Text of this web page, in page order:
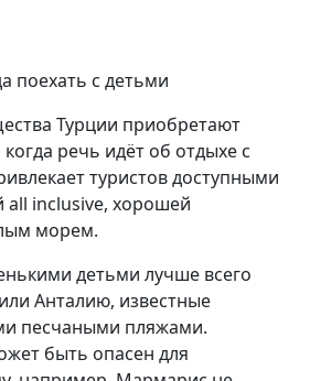
Турции приобретают
речь идёт об отдыхе с
туристов доступными
all inclusive, хорошей
морем.
детьми лучше всего
Анталию, известные
песчаными пляжами.
быть опасен для